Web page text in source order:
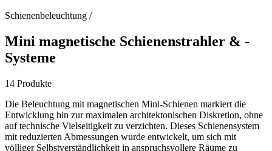
Schienenbeleuchtung /
Mini magnetische Schienenstrahler & -
Systeme
14 Produkte
Die Beleuchtung mit magnetischen Mini-Schienen markiert die
Entwicklung hin zur maximalen architektonischen Diskretion, ohne
auf technische Vielseitigkeit zu verzichten. Dieses Schienensystem
mit reduzierten Abmessungen wurde entwickelt, um sich mit
völliger Selbstverständlichkeit in anspruchsvollere Räume zu